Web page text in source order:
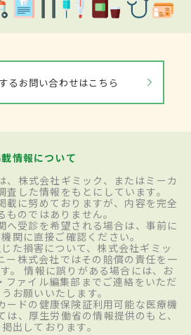
るお問い合わせはこちら
情報について
、株式会社ギミック、またはミーカ
査した情報をもとにしています。
載に努めておりますが、内容を完全
ものではありません。
へ受診を希望される場合は、事前に
関に直接ご確認ください。
た損害について、株式会社ギミッ
ー株式会社ではその賠償の責任を一
。 情報に誤りがある場合には、お
ファイル編集部までご連絡をいただ
お願いいたします。
ードの健康保険証利用可能な医療機
、厚生労働省の情報提供のもと、
出しております。